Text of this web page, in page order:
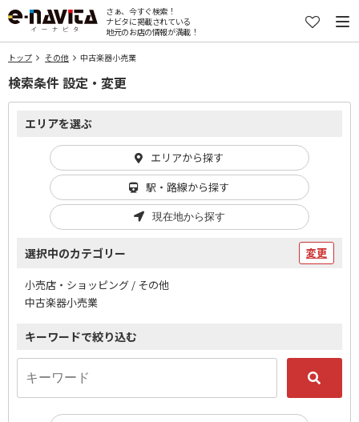
さぁ、今すぐ検索！
ナビタに掲載されている
地元のお店の情報が満載！
トップ その他 中古楽器小売業
検索条件 設定・変更
エリアを選ぶ
エリアから探す
駅・路線から探す
現在地から探す
選択中のカテゴリー 変更
小売店・ショッピング / その他
中古楽器小売業
キーワードで絞り込む